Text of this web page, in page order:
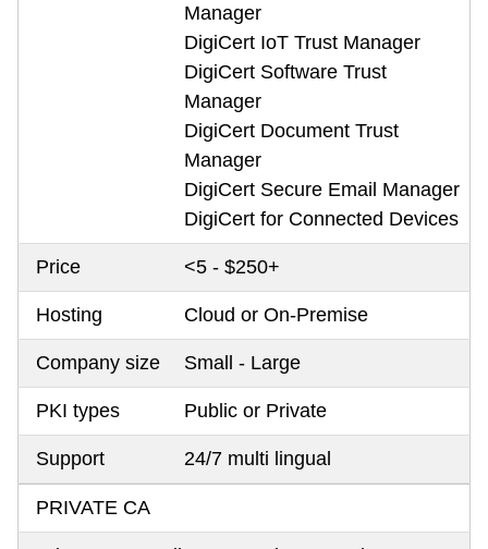
Manager
DigiCert IoT Trust Manager
DigiCert Software Trust
Manager
DigiCert Document Trust
Manager
DigiCert Secure Email Manager
DigiCert for Connected Devices
Price <5 - $250+
Hosting Cloud or On-Premise
Company size Small - Large
PKI types Public or Private
Support 24/7 multi lingual
PRIVATE CA